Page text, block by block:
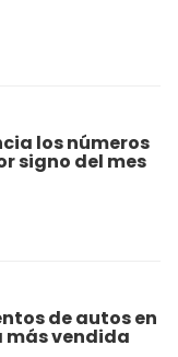
los números
signo del mes
de autos en
más vendida